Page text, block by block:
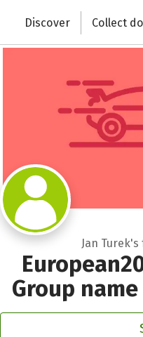
Change the world with
Discover Collect
Jan
Group